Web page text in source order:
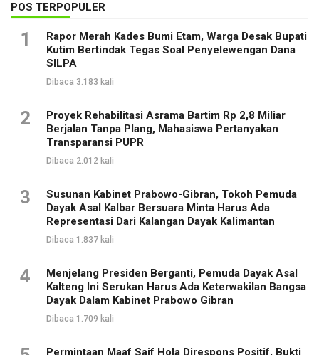
POS TERPOPULER
1
Rapor Merah Kades Bumi Etam, Warga Desak Bupati
Kutim Bertindak Tegas Soal Penyelewengan Dana
SILPA
Dibaca 3.183 kali
2
Proyek Rehabilitasi Asrama Bartim Rp 2,8 Miliar
Berjalan Tanpa Plang, Mahasiswa Pertanyakan
Transparansi PUPR
Dibaca 2.012 kali
3
Susunan Kabinet Prabowo-Gibran, Tokoh Pemuda
Dayak Asal Kalbar Bersuara Minta Harus Ada
Representasi Dari Kalangan Dayak Kalimantan
Dibaca 1.837 kali
4
Menjelang Presiden Berganti, Pemuda Dayak Asal
Kalteng Ini Serukan Harus Ada Keterwakilan Bangsa
Dayak Dalam Kabinet Prabowo Gibran
Dibaca 1.709 kali
Permintaan Maaf Saif Hola Direspons Positif, Bukti